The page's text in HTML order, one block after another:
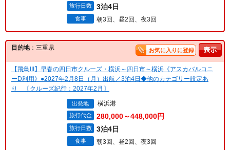
旅行日数 3泊4日
食事 朝3回、昼2回、夜3回
目的地：三重県 お気に入りに登録
【飛鳥III】早春の四日市クルーズ・横浜～四日市～横浜《アスカバルコニ
ーD利用》●2027年2月8日（月）出航／3泊4日◆他のカテゴリー設定あ
り 〔クルーズ紀行：2027年2月〕
出発地 横浜港
旅行代金 280,000～448,000円
旅行日数 3泊4日
食事 朝3回、昼2回、夜3回